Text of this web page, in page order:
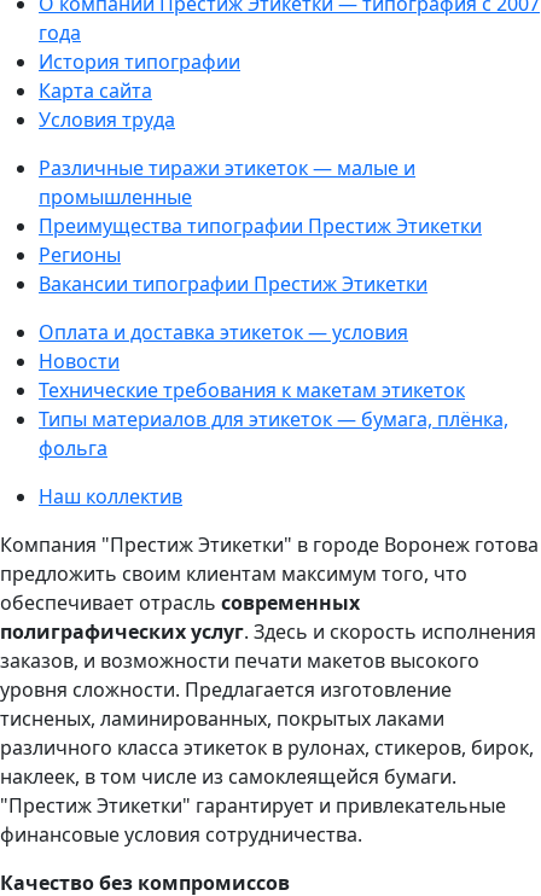
года
История типографии
Карта сайта
Условия труда
Различные тиражи этикеток — малые и
промышленные
Преимущества типографии Престиж Этикетки
Регионы
Вакансии типографии Престиж Этикетки
Оплата и доставка этикеток — условия
Новости
Технические требования к макетам этикеток
Типы материалов для этикеток — бумага, плёнка,
фольга
Наш коллектив
Компания "Престиж Этикетки" в городе Воронеж готова
предложить своим клиентам максимум того, что
обеспечивает отрасль современных
полиграфических услуг. Здесь и скорость исполнения
заказов, и возможности печати макетов высокого
уровня сложности. Предлагается изготовление
тисненых, ламинированных, покрытых лаками
различного класса этикеток в рулонах, стикеров, бирок,
наклеек, в том числе из самоклеящейся бумаги.
"Престиж Этикетки" гарантирует и привлекательные
финансовые условия сотрудничества.
Качество без компромиссов